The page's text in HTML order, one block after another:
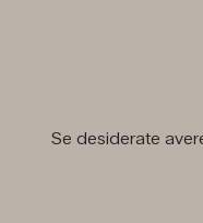
Se desiderate